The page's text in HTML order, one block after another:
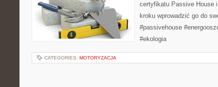
certyfikatu Passive House
kroku wprowadzić go do
#passivehouse
#ekologia
CATEGORIES: MOTORYZACJA